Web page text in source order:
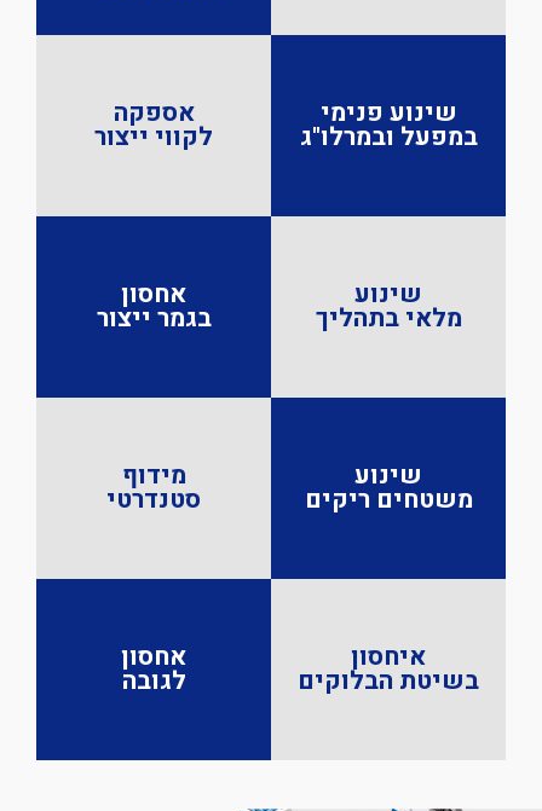
שינוע פנימי
במפעל ובמרלו"ג
אספקה
לקווי ייצור
שינוע
מלאיבתהליך
אחסון
בגמר ייצור
שינוע
משטחים ריקים
מידוף
סטנדרטי
איחסון
בשיטת הבלוקים
אחסון
לגובה